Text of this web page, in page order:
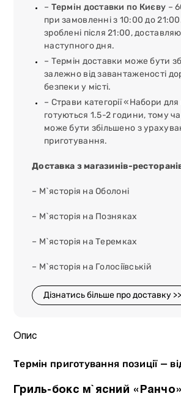
– Термін доставки по Києву –
при замовленні з 10:00 до
зроблені після 21:00,
наступного дня.
– Термін доставки може бути
залежно від завантаженості
безпеки у місті.
– Страви категорії «Набори для
готуються 1.5-2 години, тому
може бути збільшено з
приготування.
Доставка з магазинів-
– М`ясторія на Оболоні
– М`ясторія на Позняках
– М`ясторія на Теремках
– М`ясторія на Голосіївській
Дізнатись більше про доставку >>
Опис
Термін приготування позиції —
Гриль-бокс м`ясний «Ранчо»